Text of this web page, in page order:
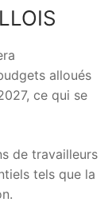
alloués
ce qui se
de travailleurs
tels que la